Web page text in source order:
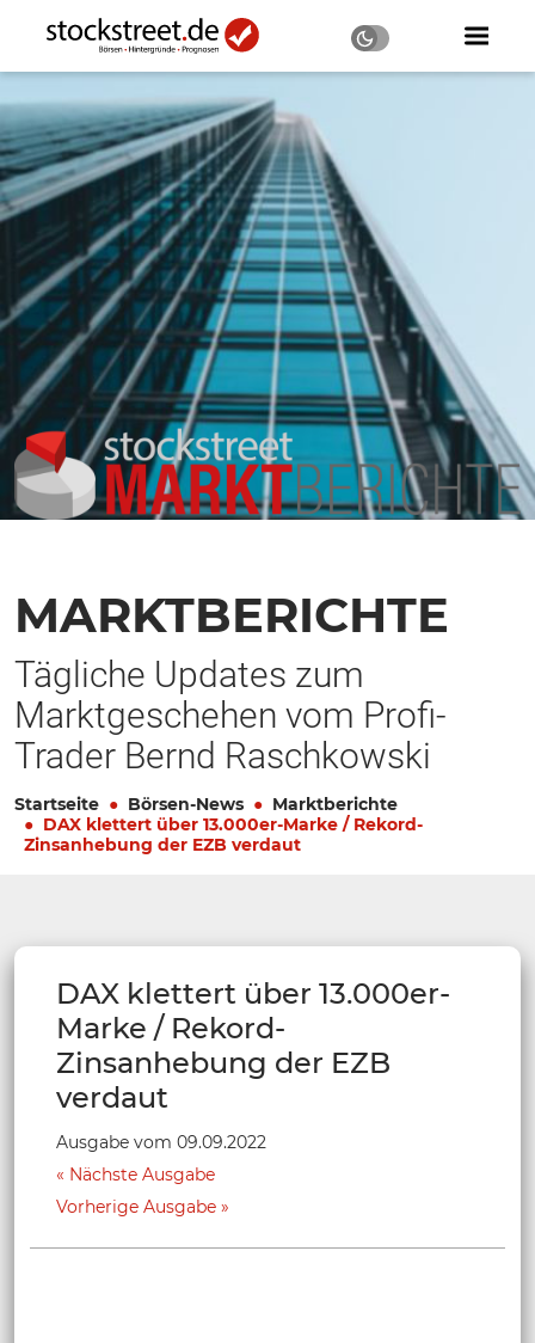
MARKTBERICHTE
Tägliche Updates zum
Marktgeschehen vom Profi-
Trader Bernd Raschkowski
Startseite Börsen-News
Marktberichte
DAX klettert über 13.000er-Marke / Rekord-
Zinsanhebung der EZB verdaut
DAX klettert über 13.000er-
Marke / Rekord-
Zinsanhebung der EZB
verdaut
Ausgabe vom 09.09.2022
Nächste Ausgabe
Vorherige Ausgabe